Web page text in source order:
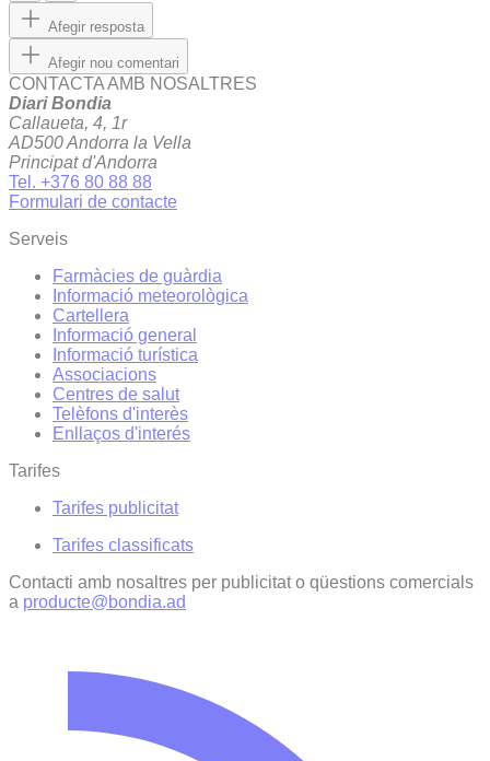
Afegir resposta
Afegir nou comentari
CONTACTA AMB NOSALTRES
Diari Bondia
Callaueta, 4, 1r
AD500 Andorra la Vella
Principat d'Andorra
Tel. +376 80 88 88
Formulari de contacte
Serveis
Farmàcies de guàrdia
Informació meteorològica
Cartellera
Informació general
Informació turística
Associacions
Centres de salut
Telèfons d'interès
Enllaços d'interés
Tarifes
Tarifes publicitat
Tarifes classificats
Contacti amb nosaltres per publicitat o qüestions comercials
a producte@bondia.ad